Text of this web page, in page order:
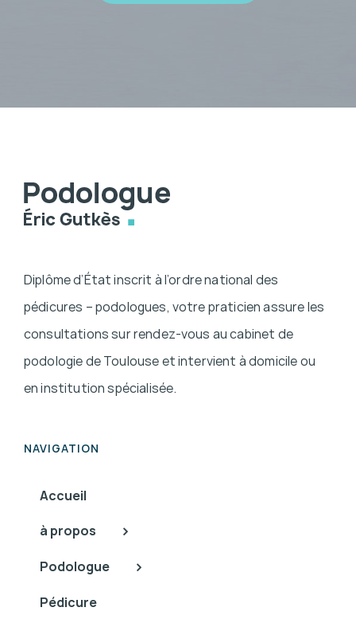
Diplôme d’État inscrit à l’ordre national des
pédicures – podologues, votre praticien assure les
consultations sur rendez-vous au cabinet de
podologie de Toulouse et intervient à domicile ou
en institution spécialisée.
NAVIGATION
Accueil
à propos
Podologue
Pédicure